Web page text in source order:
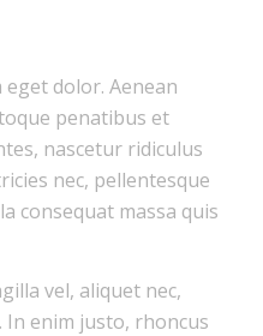
dolor. Aenean
penatibus et
nascetur ridiculus
nec, pellentesque
consequat massa quis
vel, aliquet nec,
enim justo, rhoncus